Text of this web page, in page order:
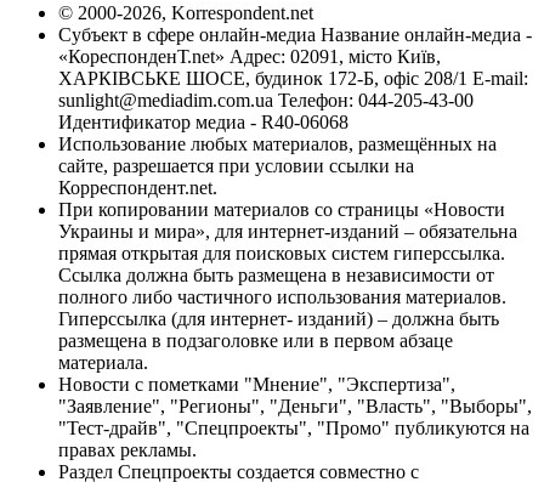
© 2000-2026, Korrespondent.net
Субъект в сфере онлайн-медиа Название онлайн-медиа -
«КореспонденТ.net» Адрес: 02091, місто Київ,
ХАРКІВСЬКЕ ШОСЕ, будинок 172-Б, офіс 208/1 E-mail:
sunlight@mediadim.com.ua Телефон: 044-205-43-00
Идентификатор медиа - R40-06068
Использование любых материалов, размещённых на
сайте, разрешается при условии ссылки на
Корреспондент.net.
При копировании материалов со страницы «Новости
Украины и мира», для интернет-изданий – обязательна
прямая открытая для поисковых систем гиперссылка.
Ссылка должна быть размещена в независимости от
полного либо частичного использования материалов.
Гиперссылка (для интернет- изданий) – должна быть
размещена в подзаголовке или в первом абзаце
материала.
Новости с пометками "Мнение", "Экспертиза",
"Заявление", "Регионы", "Деньги", "Власть", "Выборы",
"Тест-драйв", "Спецпроекты", "Промо" публикуются на
правах рекламы.
Раздел Спецпроекты создается совместно с